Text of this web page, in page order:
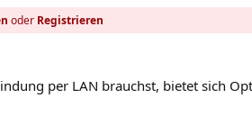
oder Registrieren
per LAN brauchst, bietet sich